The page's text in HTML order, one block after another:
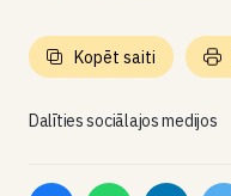
Dalīties sociālajos medijos
Kopēt saiti